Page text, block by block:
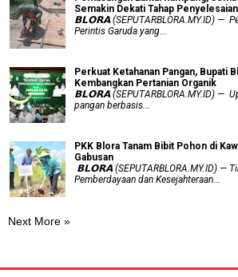
Semakin Dekati Tahap Penyelesaian
𝗕𝗟𝗢𝗥𝗔 (SEPUTARBLORA.MY.ID) —
Perintis Garuda yang...
​Perkuat Ketahanan Pangan, Bupati
Kembangkan Pertanian Organik
𝗕𝗟𝗢𝗥𝗔 (SEPUTARBLORA.MY.ID) —
pangan berbasis...
PKK Blora Tanam Bibit Pohon di
Gabusan
𝗕𝗟𝗢𝗥𝗔 (SEPUTARBLORA.MY.ID) —
Pemberdayaan dan Kesejahteraan...
Next More »